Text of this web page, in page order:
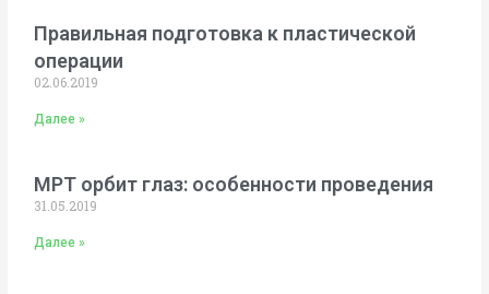
Правильная подготовка к пластической
операции
02.06.2019
Далее »
МРТ орбит глаз: особенности проведения
31.05.2019
Далее »